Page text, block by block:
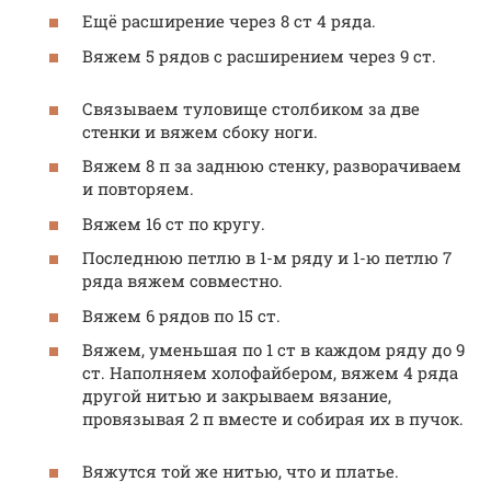
Ещё расширение через 8 ст 4 ряда.
Вяжем 5 рядов с расширением через 9 ст.
Связываем туловище столбиком за две
стенки и вяжем сбоку ноги.
Вяжем 8 п за заднюю стенку, разворачиваем
и повторяем.
Вяжем 16 ст по кругу.
Последнюю петлю в 1-м ряду и 1-ю петлю 7
ряда вяжем совместно.
Вяжем 6 рядов по 15 ст.
Вяжем, уменьшая по 1 ст в каждом ряду до 9
ст. Наполняем холофайбером, вяжем 4 ряда
другой нитью и закрываем вязание,
провязывая 2 п вместе и собирая их в пучок.
Вяжутся той же нитью, что и платье.